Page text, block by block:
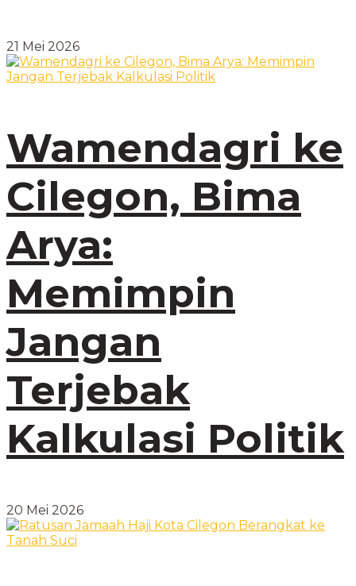
21 Mei 2026
Wamendagri ke
Cilegon, Bima
Arya:
Memimpin
Jangan
Terjebak
Kalkulasi Politik
20 Mei 2026